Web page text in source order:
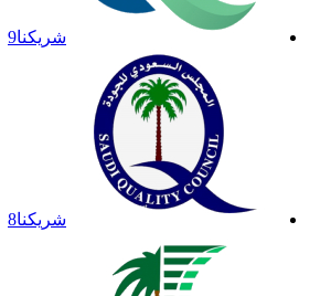
شريكنا9
شريكنا8